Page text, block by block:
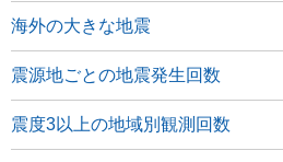
海外の大きな地震
震源地ごとの地震発生回数
震度3以上の地域別観測回数